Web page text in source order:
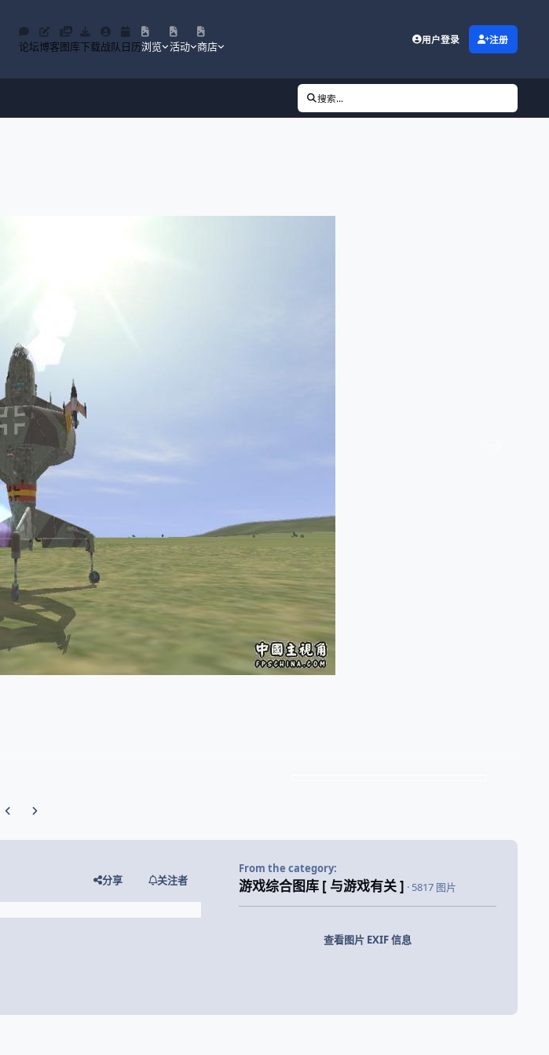
论坛博客图库下载战队 日历浏览 活动 商店
用户登录 注册
搜索...
Previous carousel slide
Next carousel slide
分享 关注者
From the category:
游戏综合图库 [ 与游戏有关 ] · 5817 图片
查看图片 EXIF 信息